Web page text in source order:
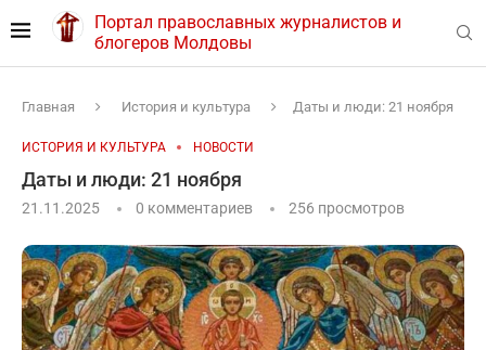
Портал православных журналистов и
блогеров Молдовы
Главная История и культура Даты и люди: 21 ноября
ИСТОРИЯ И КУЛЬТУРА НОВОСТИ
Даты и люди: 21 ноября
21.11.2025 0 комментариев 256 просмотров